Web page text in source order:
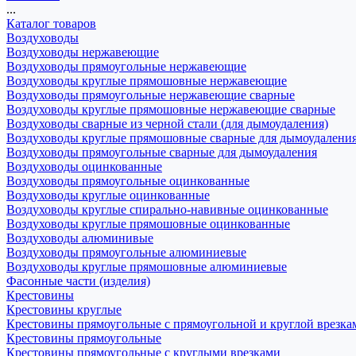
...
Каталог товаров
Воздуховоды
Воздуховоды нержавеющие
Воздуховоды прямоугольные нержавеющие
Воздуховоды круглые прямошовные нержавеющие
Воздуховоды прямоугольные нержавеющие сварные
Воздуховоды круглые прямошовные нержавеющие сварные
Воздуховоды сварные из черной стали (для дымоудаления)
Воздуховоды круглые прямошовные сварные для
Воздуховоды прямоугольные сварные для дымоудаления
Воздуховоды оцинкованные
Воздуховоды прямоугольные оцинкованные
Воздуховоды круглые оцинкованные
Воздуховоды круглые спирально-навивные оцинкованные
Воздуховоды круглые прямошовные оцинкованные
Воздуховоды алюминивые
Воздуховоды прямоугольные алюминиевые
Воздуховоды круглые прямошовные алюминиевые
Фасонные части (изделия)
Крестовины
Крестовины круглые
Крестовины прямоугольные с прямоугольной и круглой
Крестовины прямоугольные
Крестовины прямоугольные с круглыми врезками